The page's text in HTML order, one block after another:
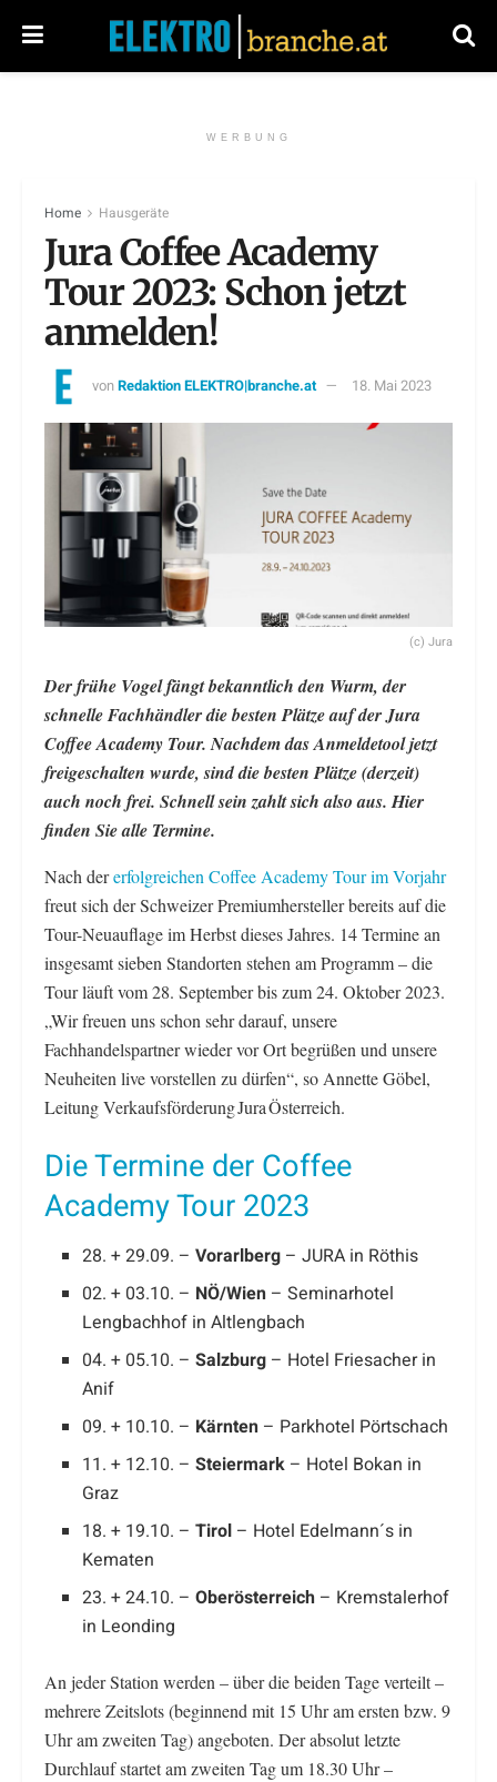
WERBUNG
Home Hausgeräte
Jura Coffee Academy
Tour 2023: Schon jetzt
anmelden!
vonRedaktion ELEKTRO|branche.at 18. Mai 2023
(c) Jura
Der frühe Vogel fängt bekanntlich den Wurm, der
schnelle Fachhändler die besten Plätze auf der Jura
Coffee Academy Tour. Nachdem das Anmeldetool jetzt
freigeschalten wurde, sind die besten Plätze (derzeit)
auch noch frei. Schnell sein zahlt sich also aus. Hier
finden Sie alle Termine.
Nach dererfolgreichen Coffee Academy Tour im Vorjahr
freut sich der Schweizer Premiumhersteller bereits auf die
Tour-Neuauflage im Herbst dieses Jahres. 14 Termine an
insgesamt sieben Standorten stehen am Programm – die
Tour läuft vom 28. September bis zum 24. Oktober 2023.
„Wir freuen uns schon sehr darauf, unsere
Fachhandelspartner wieder vor Ort begrüßen und unsere
Neuheiten live vorstellen zu dürfen“, so Annette Göbel,
Leitung Verkaufsförderung Jura Österreich.
Die Termine der Coffee
Academy Tour 2023
28. + 29.09. –Vorarlberg – JURA in Röthis
02. + 03.10. – NÖ/Wien – Seminarhotel
Lengbachhof in Altlengbach
04. + 05.10. –Salzburg – Hotel Friesacher in
Anif
09. + 10.10. – Kärnten – Parkhotel Pörtschach
11. + 12.10. –Steiermark – Hotel Bokan in
Graz
18. + 19.10. –Tirol – Hotel Edelmann´s in
Kematen
23. + 24.10. –Oberösterreich – Kremstalerhof
in Leonding
An jeder Station werden – über die beiden Tage verteilt –
mehrere Zeitslots (beginnend mit 15 Uhr am ersten bzw. 9
Uhr am zweiten Tag) angeboten. Der absolut letzte
Durchlauf startet am zweiten Tag um 18.30 Uhr –